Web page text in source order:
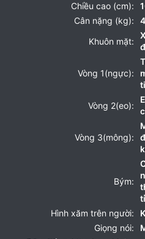
Chiều cao (cm):
Cân nặng (kg):
Khuôn mặt:
Vòng 1(ngực):
Vòng 2(eo):
Vòng 3(mông):
Bým:
Hình xăm trên người:
Giọng nói: